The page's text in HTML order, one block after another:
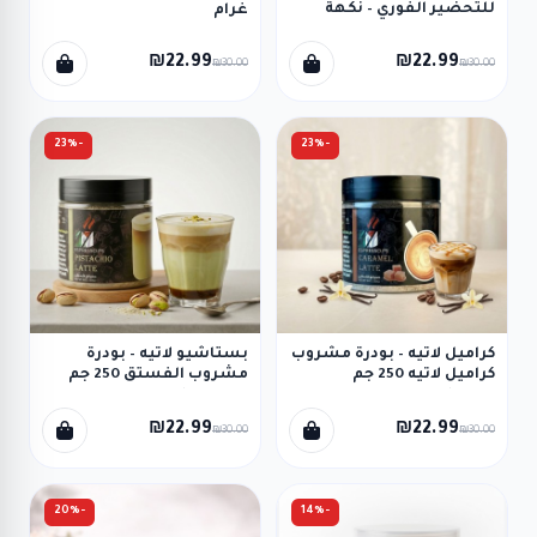
للتحضير الفوري – نكهة
Caramelised sahlap
₪22.99₪30.00
غرام
₪22.99₪30.00
-23%
كراميل لاتيه – بودرة مشروب
كراميل لاتيه 250 جم
₪22.99₪30.00
-23%
بستاشيو لاتيه – بودرة
مشروب الفستق 250 جم
₪22.99₪30.00
-14%
-20%